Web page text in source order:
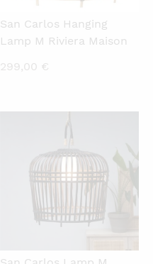
San Carlos Hanging
Lamp M Riviera Maison
299,00 €